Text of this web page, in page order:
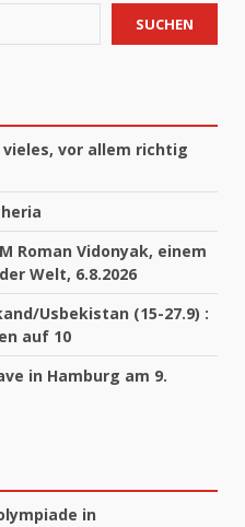
SUCHEN
vieles, vor allem richtig
Roman Vidonyak, einem
Welt, 6.8.2026
Usbekistan (15-27.9) :
auf 10
in Hamburg am 9.
in